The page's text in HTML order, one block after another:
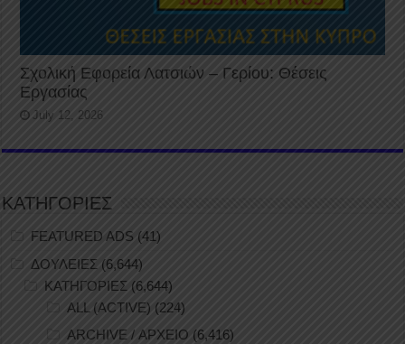
Σχολική Εφορεία Λατσιών – Γερίου: Θέσεις
Εργασίας
July 12, 2026
ΚΑΤΗΓΟΡΙΕΣ
FEATURED ADS (41)
ΔΟΥΛΕΙΕΣ (6,644)
ΚΑΤΗΓΟΡΙΕΣ (6,644)
ALL (ACTIVE) (224)
ARCHIVE / ΑΡΧΕΙΟ (6,416)